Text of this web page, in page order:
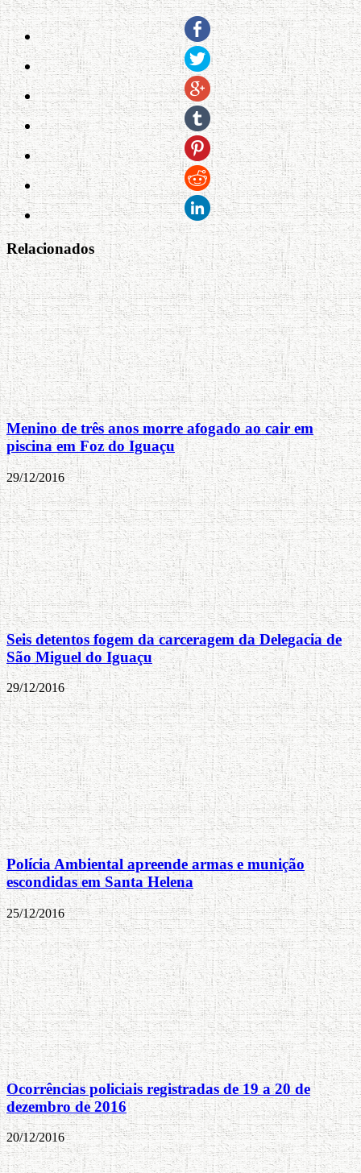
Relacionados
Menino de três anos morre afogado ao cair em
piscina em Foz do Iguaçu
29/12/2016
Seis detentos fogem da carceragem da Delegacia de
São Miguel do Iguaçu
29/12/2016
Polícia Ambiental apreende armas e munição
escondidas em Santa Helena
25/12/2016
Ocorrências policiais registradas de 19 a 20 de
dezembro de 2016
20/12/2016